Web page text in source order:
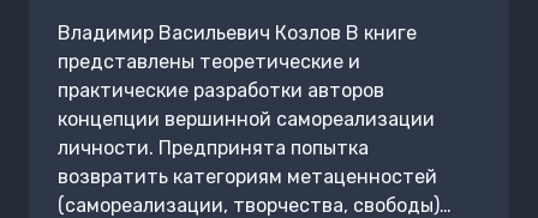
Владимир Васильевич Козлов В книге
представлены теоретические и
практические разработки авторов
концепции вершинной самореализации
личности. Предпринята попытка
возвратить категориям метаценностей
(самореализации, творчества, свободы)…